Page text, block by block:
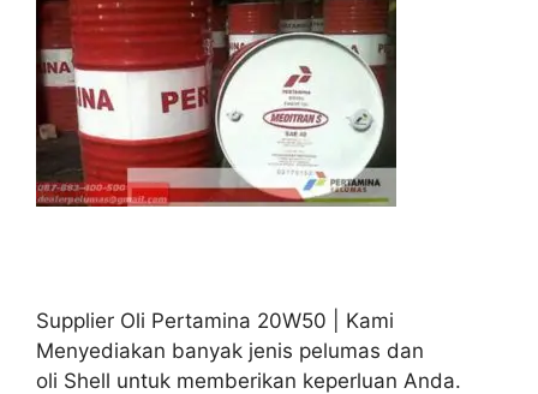
Supplier Oli Pertamina 20W50 | Kami
Menyediakan banyak jenis pelumas dan
oli Shell untuk memberikan keperluan Anda.